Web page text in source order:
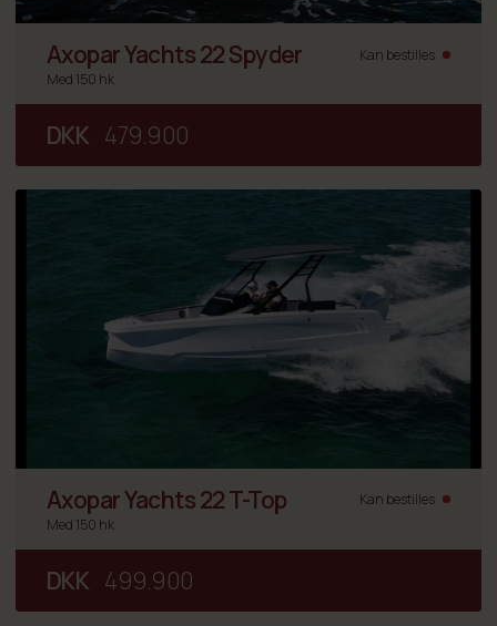
Axopar Yachts 22 Spyder
Kan bestilles
Med 150 hk
DKK 479.900
Axopar Yachts 22 T-Top
Kan bestilles
Med 150 hk
DKK 499.900